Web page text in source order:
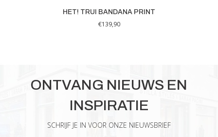
HET! TRUI BANDANA PRINT
€139,90
Deze
kan
gekozen
worden
ONTVANG NIEUWS EN
INSPIRATIE
SCHRIJF JE IN VOOR ONZE NIEUWSBRIEF